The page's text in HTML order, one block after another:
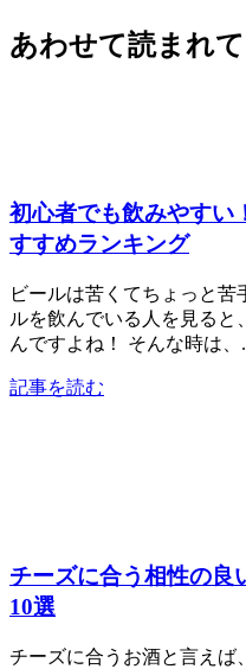
あわせて読まれ
初心者でも飲みやすい
すすめランキング
ビールは苦くてちょっと
ルを飲んでいる人を見ると
んですよね！ そんな時は、
記事を読む
チーズに合う相性の良
10選
チーズに合うお酒と言え